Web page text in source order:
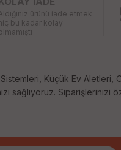
ürünü iade etmek
bu kadar kolay
Küçük Ev Aletleri,
sağlıyoruz. Siparişlerinizi